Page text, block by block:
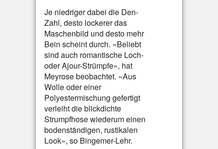
Je niedriger dabei die Den-
Zahl, desto lockerer das
Maschenbild und desto mehr
Bein scheint durch. «Beliebt
sind auch romantische Loch-
oder Ajour-Strümpfe», hat
Meyrose beobachtet. «Aus
Wolle oder einer
Polyestermischung gefertigt
verleiht die blickdichte
Strumpfhose wiederum einen
bodenständigen, rustikalen
Look», so Bingemer-Lehr.